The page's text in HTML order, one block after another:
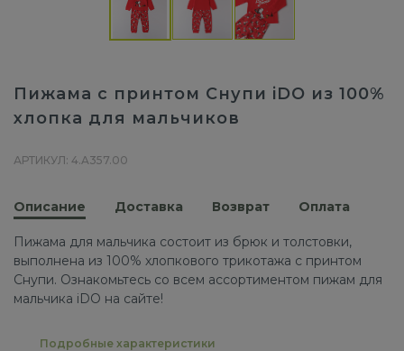
Пижама с принтом Снупи iDO из 100%
хлопка для мальчиков
АРТИКУЛ: 4.A357.00
Описание Доставка Возврат Оплата
Пижама для мальчика состоит из брюк и толстовки,
выполнена из 100% хлопкового трикотажа с принтом
Снупи. Ознакомьтесь со всем ассортиментом пижам для
мальчика iDO на сайте!
Подробные характеристики